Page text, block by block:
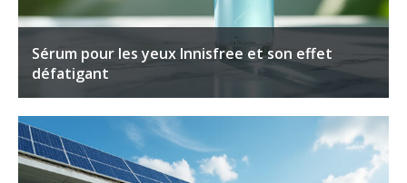
Sérum pour les yeux Innisfree et son effet
défatigant